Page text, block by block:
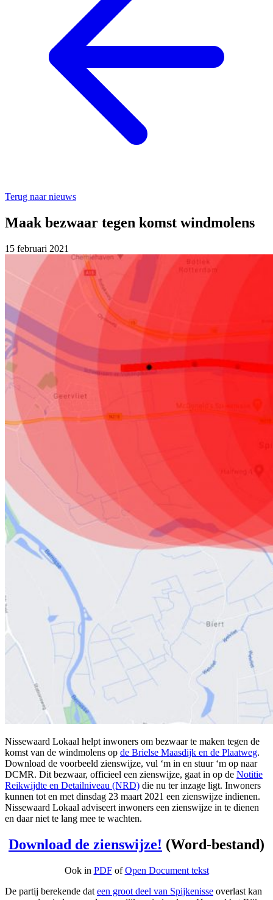
Terug naar nieuws
Maak bezwaar tegen komst windmolens
15 februari 2021
Nissewaard Lokaal helpt inwoners om bezwaar te maken tegen de
komst van de windmolens op de Brielse Maasdijk en de Plaatweg.
Download de voorbeeld zienswijze, vul ‘m in en stuur ‘m op naar
DCMR. Dit bezwaar, officieel een zienswijze, gaat in op de Notitie
Reikwijdte en Detailniveau (NRD) die nu ter inzage ligt. Inwoners
kunnen tot en met dinsdag 23 maart 2021 een zienswijze indienen.
Nissewaard Lokaal adviseert inwoners een zienswijze in te dienen
en daar niet te lang mee te wachten.
Download de zienswijze! (Word-bestand)
Ook in PDFofOpen Document tekst
De partij berekende dat een groot deel van Spijkenisse overlast kan